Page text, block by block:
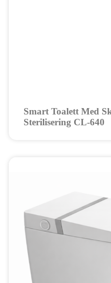
Smart Toalett Med
Sterilisering CL-640